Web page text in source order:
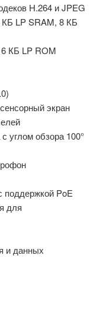
H.264 и JPEG
LP SRAM, 8 КБ
КБ LP ROM
экран
углом обзора 100°
поддержкой PoE
для
и данных